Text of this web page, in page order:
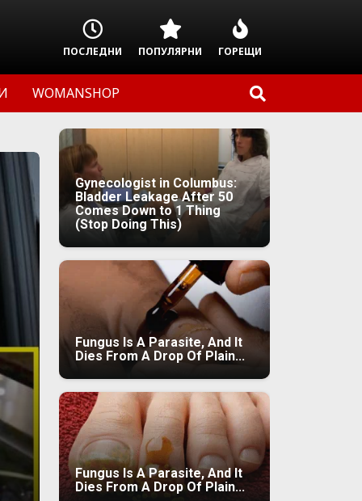
ПОСЛЕДНИ ПОПУЛЯРНИ ГОРЕЩИ
WOMANSHOP
Gynecologist in Columbus:
Bladder Leakage After 50
Comes Down to 1 Thing
(Stop Doing This)
Fungus Is A Parasite, And It
Dies From A Drop Of Plain...
Fungus Is A Parasite, And It
Dies From A Drop Of Plain...